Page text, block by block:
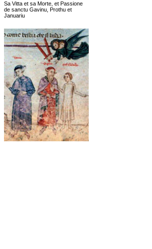
Sa Vitta et sa Morte, et Passione
de sanctu Gavinu, Prothu et
Januariu